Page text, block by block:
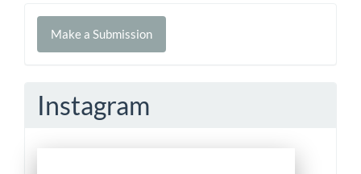
Make
Make a Submission
Instagram